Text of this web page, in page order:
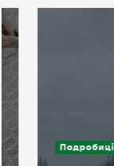
Подробиці